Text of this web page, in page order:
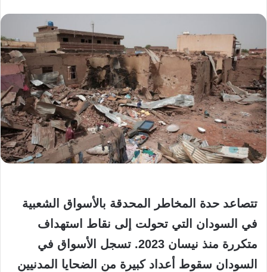
تتصاعد حدة المخاطر المحدقة بالأسواق الشعبية
في السودان التي تحولت إلى نقاط استهداف
متكررة منذ نيسان 2023. تسجل الأسواق في
السودان سقوط أعداد كبيرة من الضحايا المدنيين